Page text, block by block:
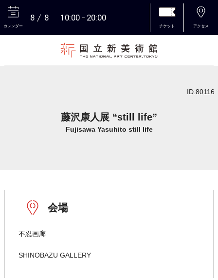
カレンダー
8 8 10:00 20:00
チケット アクセス
ID:80116
藤沢康人展 “still life”
Fujisawa Yasuhito still life
会場
不忍画廊
SHINOBAZU GALLERY